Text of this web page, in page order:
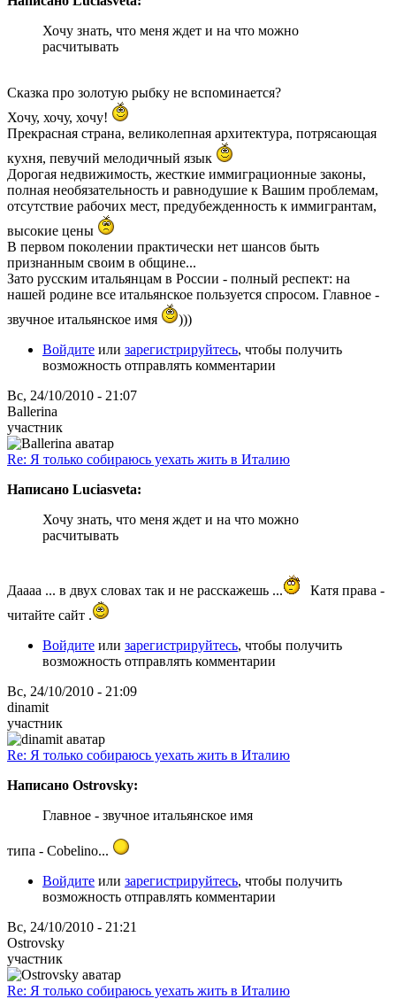
Хочу знать, что меня ждет и на что можно
расчитывать
Сказка про золотую рыбку не вспоминается?
Хочу, хочу, хочу!
Прекрасная страна, великолепная архитектура, потрясающая
кухня, певучий мелодичный язык
Дорогая недвижимость, жесткие иммиграционные законы,
полная необязательность и равнодушие к Вашим проблемам,
отсутствие рабочих мест, предубежденность к иммигрантам,
высокие цены
В первом поколении практически нет шансов быть
признанным своим в общине...
Зато русским итальянцам в России - полный респект: на
нашей родине все итальянское пользуется спросом. Главное -
звучное итальянское имя
)))
Войдите или зарегистрируйтесь, чтобы получить
возможность отправлять комментарии
Вс, 24/10/2010 - 21:07
Ballerina
участник
Re: Я только собираюсь уехать жить в Италию
Написано Luciasveta:
Хочу знать, что меня ждет и на что можно
расчитывать
Даааа ... в двух словах так и не расскажешь ...
Катя права -
читайте сайт .
Войдите или зарегистрируйтесь, чтобы получить
возможность отправлять комментарии
Вс, 24/10/2010 - 21:09
dinamit
участник
Re: Я только собираюсь уехать жить в Италию
Написано Ostrovsky:
Главное - звучное итальянское имя
типа - Cobelino...
Войдите или зарегистрируйтесь, чтобы получить
возможность отправлять комментарии
Вс, 24/10/2010 - 21:21
Ostrovsky
участник
Re: Я только собираюсь уехать жить в Италию